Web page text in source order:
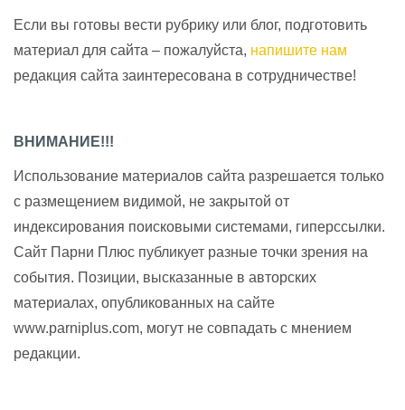
Если вы готовы вести рубрику или блог, подготовить
материал для сайта – пожалуйста, напишите нам
редакция сайта заинтересована в сотрудничестве!
ВНИМАНИЕ!!!
Использование материалов сайта разрешается только
с размещением видимой, не закрытой от
индексирования поисковыми системами, гиперссылки.
Сайт Парни Плюс публикует разные точки зрения на
события. Позиции, высказанные в авторских
материалах, опубликованных на сайте
www.parniplus.com, могут не совпадать с мнением
редакции.